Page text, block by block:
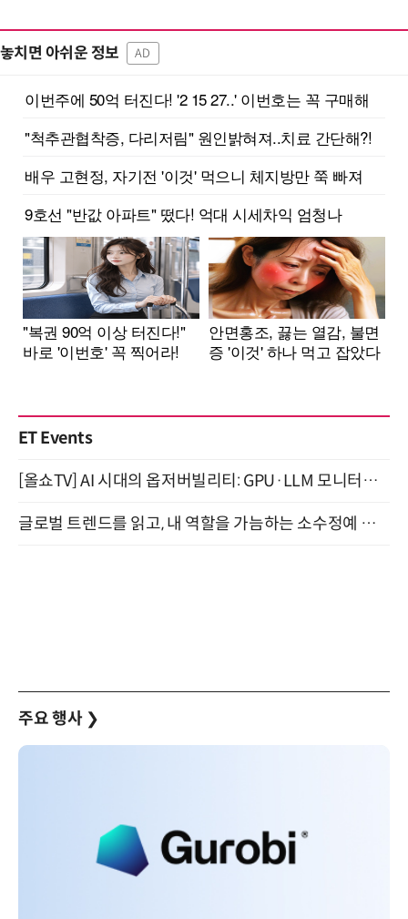
놓치면 아쉬운 정보 AD
ET Events
[올쇼TV] AI 시대의 옵저버빌리티: GPU·LLM 모니터링부터 AI 기반 장애 대응까지 (8/11 생방송)
글로벌 트렌드를 읽고, 내 역할을 가늠하는 소수정예 실습 워크숍 (8/28)
주요 행사 ❯